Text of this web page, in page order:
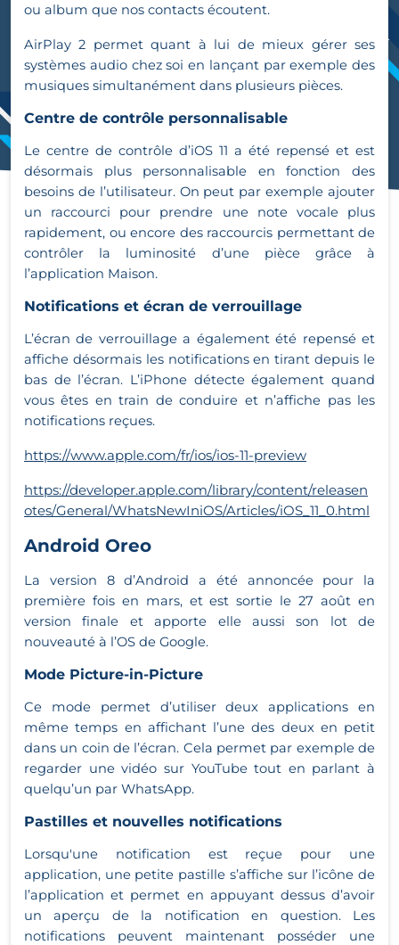
ou album que nos contacts écoutent.
AirPlay 2 permet quant à lui de mieux gérer ses
systèmes audio chez soi en lançant par exemple des
musiques simultanément dans plusieurs pièces.
Centre de contrôle personnalisable
Le centre de contrôle d’iOS 11 a été repensé et est
désormais plus personnalisable en fonction des
besoins de l’utilisateur. On peut par exemple ajouter
un raccourci pour prendre une note vocale plus
rapidement, ou encore des raccourcis permettant de
contrôler la luminosité d’une pièce grâce à
l’application Maison.
Notifications et écran de verrouillage
L’écran de verrouillage a également été repensé et
affiche désormais les notifications en tirant depuis le
bas de l’écran. L’iPhone détecte également quand
vous êtes en train de conduire et n’affiche pas les
notifications reçues.
https://www.apple.com/fr/ios/ios-11-preview
https://developer.apple.com/library/content/releasen
otes/General/WhatsNewIniOS/Articles/iOS_11_0.html
Android Oreo
La version 8 d’Android a été annoncée pour la
première fois en mars, et est sortie le 27 août en
version finale et apporte elle aussi son lot de
nouveauté à l’OS de Google.
Mode Picture-in-Picture
Ce mode permet d’utiliser deux applications en
même temps en affichant l’une des deux en petit
dans un coin de l’écran. Cela permet par exemple de
regarder une vidéo sur YouTube tout en parlant à
quelqu’un par WhatsApp.
Pastilles et nouvelles notifications
Lorsqu'une notification est reçue pour une
application, une petite pastille s’affiche sur l’icône de
l’application et permet en appuyant dessus d’avoir
un aperçu de la notification en question. Les
notifications peuvent maintenant posséder une